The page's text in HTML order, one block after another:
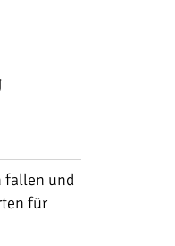
fallen und
für